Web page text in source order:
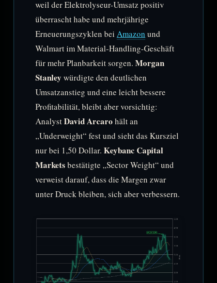
weil der Elektrolyseur-Umsatz positiv
überrascht habe und mehrjährige
Erneuerungszyklen bei Amazon und
Walmart im Material-Handling-Geschäft
für mehr Planbarkeit sorgen. Morgan
Stanley würdigte den deutlichen
Umsatzanstieg und eine leicht bessere
Profitabilität, bleibt aber vorsichtig:
AnalystDavid Arcaro hält an
„Underweight“ fest und sieht das Kursziel
nur bei 1,50 Dollar. Keybanc Capital
Markets bestätigte „Sector Weight“ und
verweist darauf, dass die Margen zwar
unter Druck bleiben, sich aber verbessern.